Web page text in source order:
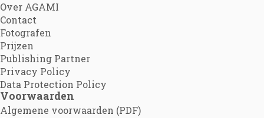
Over AGAMI
Contact
Fotografen
Prijzen
Publishing Partner
Privacy Policy
Data Protection Policy
Voorwaarden
Algemene voorwaarden (PDF)